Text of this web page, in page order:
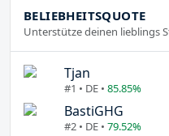
BELIEBHEITSQUOTE
Unterstütze deinen lieblings
Tjan
#1 • DE • 85.85%
BastiGHG
#2 • DE • 79.52%